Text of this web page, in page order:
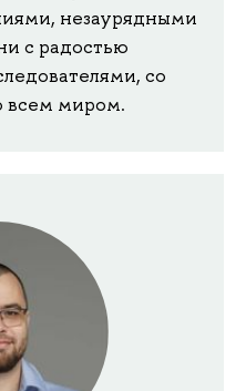
незаурядными
с радостью
со
всем миром.